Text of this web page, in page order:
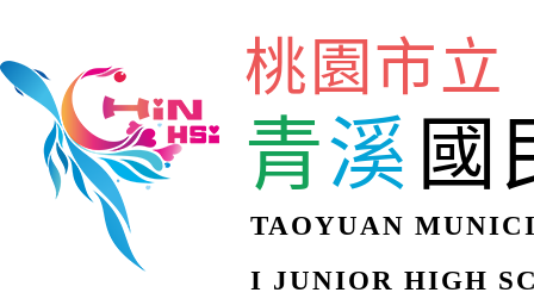
桃園市立
青溪 國
TAOYUAN
I JUNIOR HIGH